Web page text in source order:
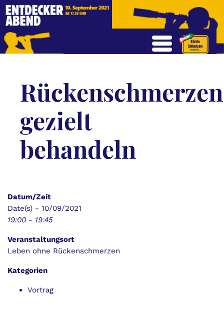
Rückenschmerzen
gezielt
behandeln
Datum/Zeit
Date(s) - 10/09/2021
19:00 - 19:45
Veranstaltungsort
Leben ohne Rückenschmerzen
Kategorien
Vortrag